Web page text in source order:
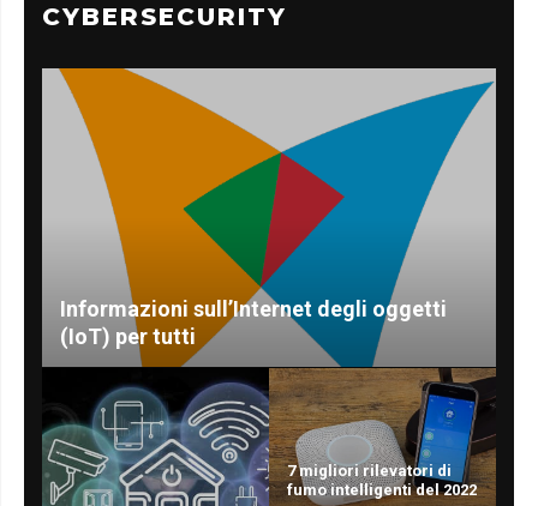
CYBERSECURITY
Informazioni sull’Internet degli oggetti
(IoT) per tutti
7 migliori rilevatori di
fumo intelligenti del 2022